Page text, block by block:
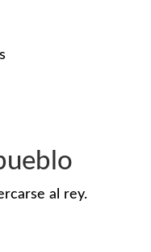
al rey.